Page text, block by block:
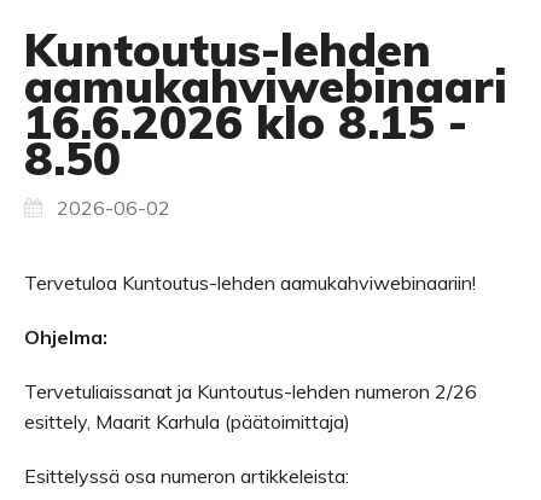
Kuntoutus-lehden
aamukahviwebinaari
16.6.2026 klo 8.15 -
8.50
2026-06-02
Tervetuloa Kuntoutus-lehden aamukahviwebinaariin!
Ohjelma:
Tervetuliaissanat ja Kuntoutus-lehden numeron 2/26
esittely, Maarit Karhula (päätoimittaja)
Esittelyssä osa numeron artikkeleista: